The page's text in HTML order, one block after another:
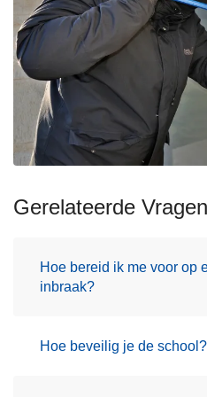
Gerelateerde Vragen
Hoe bereid ik me voor op
inbraak?
Hoe beveilig je de school?